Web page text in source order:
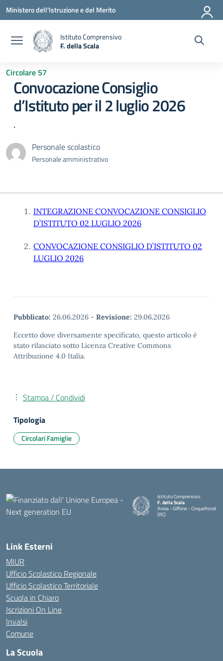
Vai ai contenuti
Vai al menu di navigazione
Vai al footer
Ministero dell'Istruzione e del Merito
Istituto Comprensivo
F. della Scala
Circolare 57
Convocazione Consiglio
d’Istituto per il 2 luglio 2026
.
Personale scolastico
Personale amministrativo
INTEGRAZIONE CONVOCAZIONE CONSIGLIO
D’ISTITUTO 02 LUGLIO 2026
CONVOCAZIONE CONSIGLIO D’ISTITUTO 02
LUGLIO 2026
Pubblicato: 26.06.2026 - Revisione: 29.06.2026
Eccetto dove diversamente specificato, questo articolo è
stato rilasciato sotto Licenza Creative Commons
Attribuzione 4.0 Italia.
Stampa / Condividi
Tipologia
Circolari Famiglie
Istituto Comprensivo
F. della Scala
Anoia - Giffone - Cinquefrondi
(RC)
Link Esterni
MIUR
Ufficio Scolastico Regionale
Ufficio Scolastico Territoriale
Scuola in Chiaro
Iscrizioni On Line
Invalsi
Comune
La Scuola